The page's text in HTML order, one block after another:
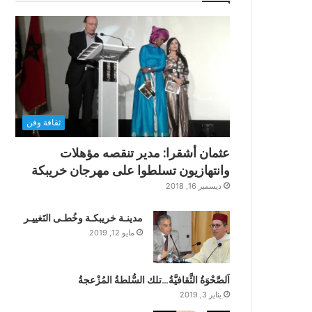
ثقافة وفن
عثمان أشقرا: مدير تنقصه مؤهلات
وانتهازيون تسلطوا على مهرجان خريبكة
ديسمبر 16, 2018
مدينـة خريبكـة وخُطـى التَغييـر
مايو 12, 2019
اَلصَّحْوَةُ الثَّقافيَّةُ…تلك السُّلطةُ المُزْعجةُ
يناير 3, 2019